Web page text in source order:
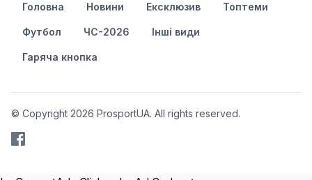
Головна Новини Ексклюзив Топтеми
Футбол ЧС-2026 Інші види
Гаряча кнопка
© Copyright 2026 ProsportUA. All rights reserved.